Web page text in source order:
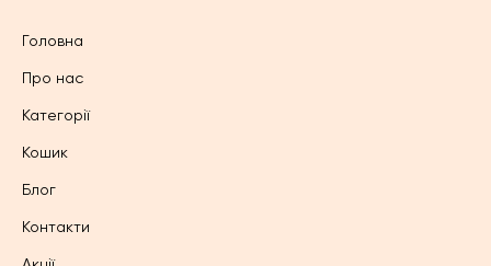
Головна
Про нас
Категорії
Кошик
Блог
Контакти